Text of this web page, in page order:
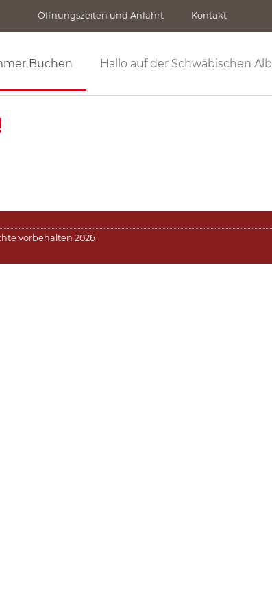
Öffnungszeiten und Anfahrt Kontakt
Buchen Hallo auf der Schwäbischen Alb
vorbehalten 2026